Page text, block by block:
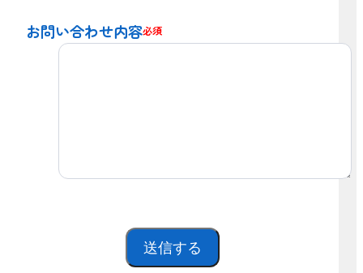
お問い合わせ内容必須